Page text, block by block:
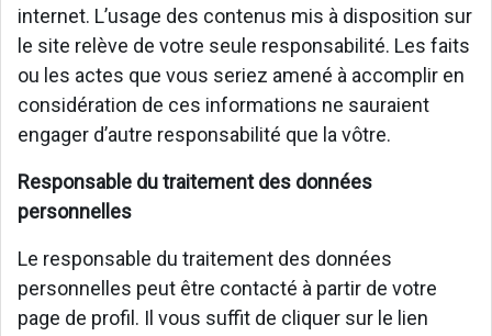
internet. L’usage des contenus mis à disposition sur
le site relève de votre seule responsabilité. Les faits
ou les actes que vous seriez amené à accomplir en
considération de ces informations ne sauraient
engager d’autre responsabilité que la vôtre.
Responsable du traitement des données
personnelles
Le responsable du traitement des données
personnelles peut être contacté à partir de votre
page de profil. Il vous suffit de cliquer sur le lien